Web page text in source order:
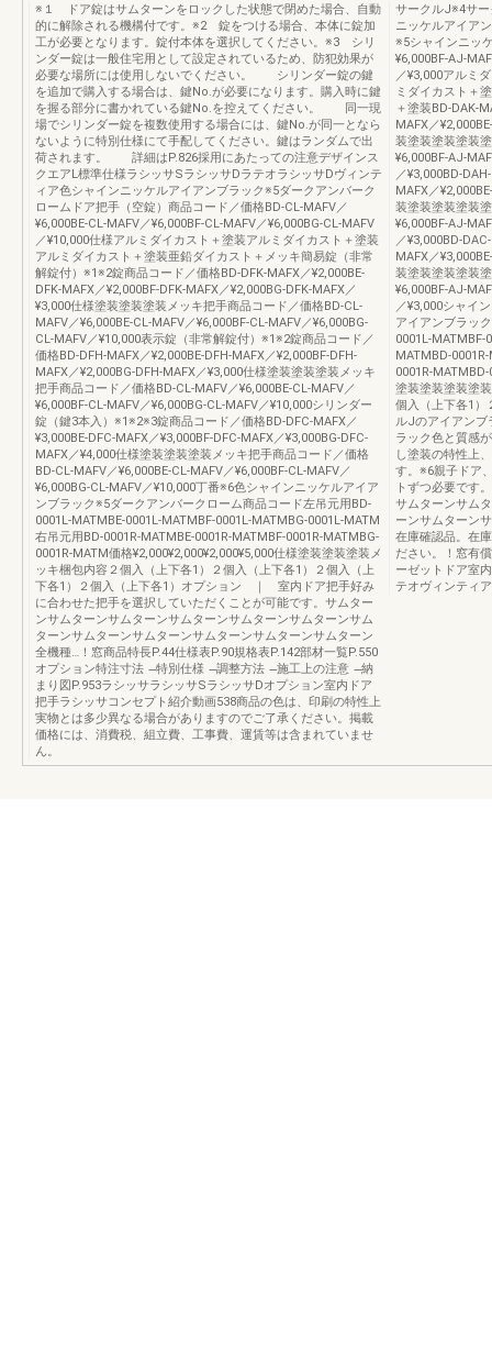
※１ ドア錠はサムターンをロックした状態で閉めた場合、自動
的に解除される機構付です。※2 錠をつける場合、本体に錠加
工が必要となります。錠付本体を選択してください。※3 シリ
ンダー錠は一般住宅用として設定されているため、防犯効果が
必要な場所には使用しないでください。 シリンダー錠の鍵
を追加で購入する場合は、鍵No.が必要になります。購入時に鍵
を握る部分に書かれている鍵No.を控えてください。 同一現
場でシリンダー錠を複数使用する場合には、鍵No.が同一となら
ないように特別仕様にて手配してください。鍵はランダムで出
荷されます。 詳細はP.826採用にあたっての注意デザインス
クエアL標準仕様ラシッサSラシッサDラテオラシッサDヴィンテ
ィア色シャインニッケルアイアンブラック※5ダークアンバーク
ロームドア把手（空錠）商品コード／価格BD-CL-MAFV／
¥6,000BE-CL-MAFV／¥6,000BF-CL-MAFV／¥6,000BG-CL-MAFV
／¥10,000仕様アルミダイカスト＋塗装アルミダイカスト＋塗装
アルミダイカスト＋塗装亜鉛ダイカスト＋メッキ簡易錠（非常
解錠付）※1※2錠商品コード／価格BD-DFK-MAFX／¥2,000BE-
DFK-MAFX／¥2,000BF-DFK-MAFX／¥2,000BG-DFK-MAFX／
¥3,000仕様塗装塗装塗装メッキ把手商品コード／価格BD-CL-
MAFV／¥6,000BE-CL-MAFV／¥6,000BF-CL-MAFV／¥6,000BG-
CL-MAFV／¥10,000表示錠（非常解錠付）※1※2錠商品コード／
価格BD-DFH-MAFX／¥2,000BE-DFH-MAFX／¥2,000BF-DFH-
MAFX／¥2,000BG-DFH-MAFX／¥3,000仕様塗装塗装塗装メッキ
把手商品コード／価格BD-CL-MAFV／¥6,000BE-CL-MAFV／
¥6,000BF-CL-MAFV／¥6,000BG-CL-MAFV／¥10,000シリンダー
錠（鍵3本入）※1※2※3錠商品コード／価格BD-DFC-MAFX／
¥3,000BE-DFC-MAFX／¥3,000BF-DFC-MAFX／¥3,000BG-DFC-
MAFX／¥4,000仕様塗装塗装塗装メッキ把手商品コード／価格
BD-CL-MAFV／¥6,000BE-CL-MAFV／¥6,000BF-CL-MAFV／
¥6,000BG-CL-MAFV／¥10,000丁番※6色シャインニッケルアイア
ンブラック※5ダークアンバークローム商品コード左吊元用BD-
0001L-MATMBE-0001L-MATMBF-0001L-MATMBG-0001L-MATM
右吊元用BD-0001R-MATMBE-0001R-MATMBF-0001R-MATMBG-
0001R-MATM価格¥2,000¥2,000¥2,000¥5,000仕様塗装塗装塗装メ
ッキ梱包内容２個入（上下各1）２個入（上下各1）２個入（上
下各1）２個入（上下各1）オプション ｜ 室内ドア把手好み
に合わせた把手を選択していただくことが可能です。サムター
ンサムターンサムターンサムターンサムターンサムターンサム
ターンサムターンサムターンサムターンサムターンサムターン
全機種…！窓商品特長P.44仕様表P.90規格表P.142部材一覧P.550
オプション特注寸法 ̶特別仕様 ̶調整方法 ̶施工上の注意 ̶納
まり図P.953ラシッサラシッサSラシッサDオプション室内ドア
把手ラシッサコンセプト紹介動画538商品の色は、印刷の特性上
実物とは多少異なる場合がありますのでご了承ください。掲載
価格には、消費税、組立費、工事費、運賃等は含まれていませ
ん。
サークルJ※4サー
ニッケルアイア
※5シャインニッ
¥6,000BF-AJ-
／¥3,000アルミ
ミダイカスト＋
＋塗装BD-DAK-
MAFX／
装塗装塗装塗装
¥6,000BF-AJ-
／¥3,000BD-
MAFX／
装塗装塗装塗装
¥6,000BF-AJ-
／¥3,000BD-
MAFX／
装塗装塗装塗装
¥6,000BF-AJ-
／¥3,000シャイ
アイアンブラッ
0001L-MATMBF-
MATMBD-
0001R-
塗装塗装塗装塗
個入（上下各1）
ルJのアイアンブ
ラック色と質感
し塗装の特性上
す。※6親子ドア
トずつ必要です
サムターンサム
ーンサムターン
在庫確認品。在
ださい。！窓有
ーゼットドア室
テオヴィンティ